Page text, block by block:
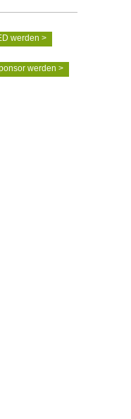
werden >
werden >